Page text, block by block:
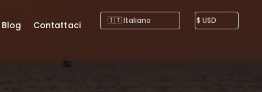
Blog Contattaci